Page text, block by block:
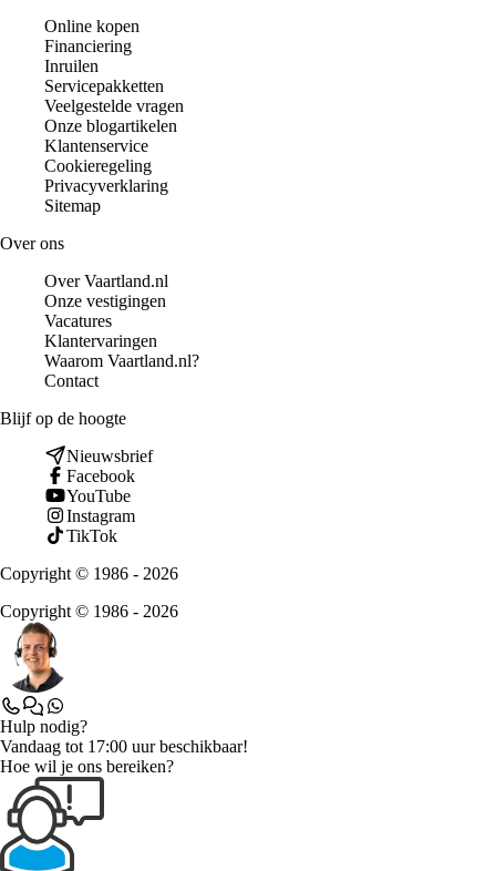
Online kopen
Financiering
Inruilen
Servicepakketten
Veelgestelde vragen
Onze blogartikelen
Klantenservice
Cookieregeling
Privacyverklaring
Sitemap
Over ons
Over Vaartland.nl
Onze vestigingen
Vacatures
Klantervaringen
Waarom Vaartland.nl?
Contact
Blijf op de hoogte
Nieuwsbrief
Facebook
YouTube
Instagram
TikTok
Copyright © 1986 - 2026
Copyright © 1986 - 2026
Hulp nodig?
Vandaag tot 17:00 uur beschikbaar!
Hoe wil je ons bereiken?